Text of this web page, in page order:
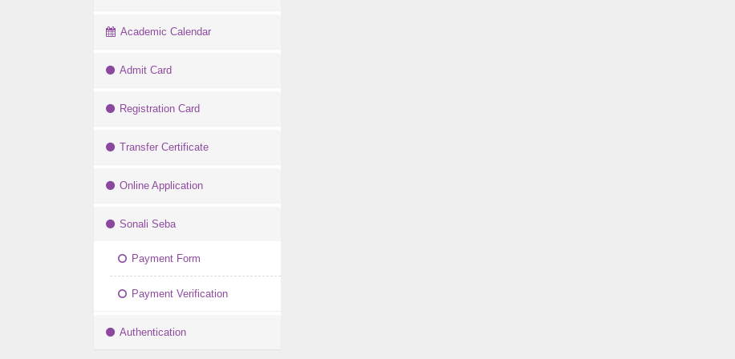
Academic Calendar
Admit Card
Registration Card
Transfer Certificate
Online Application
Sonali Seba
Payment Form
Payment Verification
Authentication